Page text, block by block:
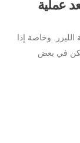
عملية
وخاصة إذا
في بعض